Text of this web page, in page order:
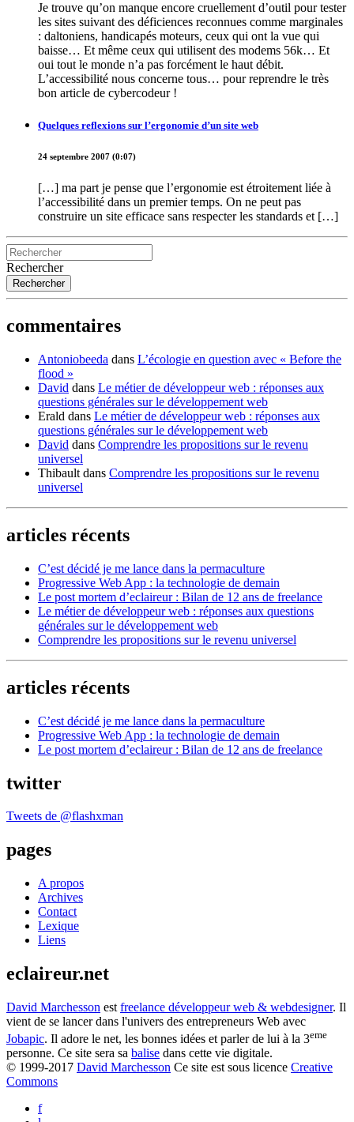
Je trouve qu’on manque encore cruellement d’outil pour tester
les sites suivant des déficiences reconnues comme marginales
: daltoniens, handicapés moteurs, ceux qui ont la vue qui
baisse… Et même ceux qui utilisent des modems 56k… Et
oui tout le monde n’a pas forcément le haut débit.
L’accessibilité nous concerne tous… pour reprendre le très
bon article de cybercodeur!
Quelques reflexions sur l’ergonomie d’un site web
24 septembre 2007 (0:07)
[…] ma part je pense que l’ergonomie est étroitement liée à
l’accessibilité dans un premier temps. On ne peut pas
construire un site efficace sans respecter les standards et […]
Rechercher
commentaires
Antoniobeeda dans L’écologie en question avec « Before the
flood »
David dans Le métier de développeur web : réponses aux
questions générales sur le développement web
Erald dans Le métier de développeur web : réponses aux
questions générales sur le développement web
David dans Comprendre les propositions sur le revenu
universel
Thibault dans Comprendre les propositions sur le revenu
universel
articles récents
C’est décidé je me lance dans la permaculture
Progressive Web App : la technologie de demain
Le post mortem d’eclaireur : Bilan de 12 ans de freelance
Le métier de développeur web : réponses aux questions
générales sur le développement web
Comprendre les propositions sur le revenu universel
articles récents
C’est décidé je me lance dans la permaculture
Progressive Web App : la technologie de demain
Le post mortem d’eclaireur : Bilan de 12 ans de freelance
twitter
Tweets de @flashxman
pages
A propos
Archives
Contact
Lexique
Liens
eclaireur.net
David Marchesson est freelance développeur web & webdesigner. Il
vient de se lancer dans l'univers des entrepreneurs Web avec
Jobapic. Il adore le net, les bonnes idées et parler de lui à la 3eme
personne. Ce site sera sa balise dans cette vie digitale.
© 1999-2017 David Marchesson Ce site est sous licence Creative
Commons
f